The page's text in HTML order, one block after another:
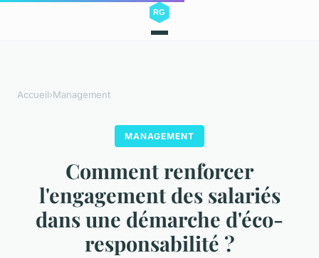
Accueil›Management
MANAGEMENT
Comment renforcer
l'engagement des salariés
dans une démarche d'éco-
responsabilité ?